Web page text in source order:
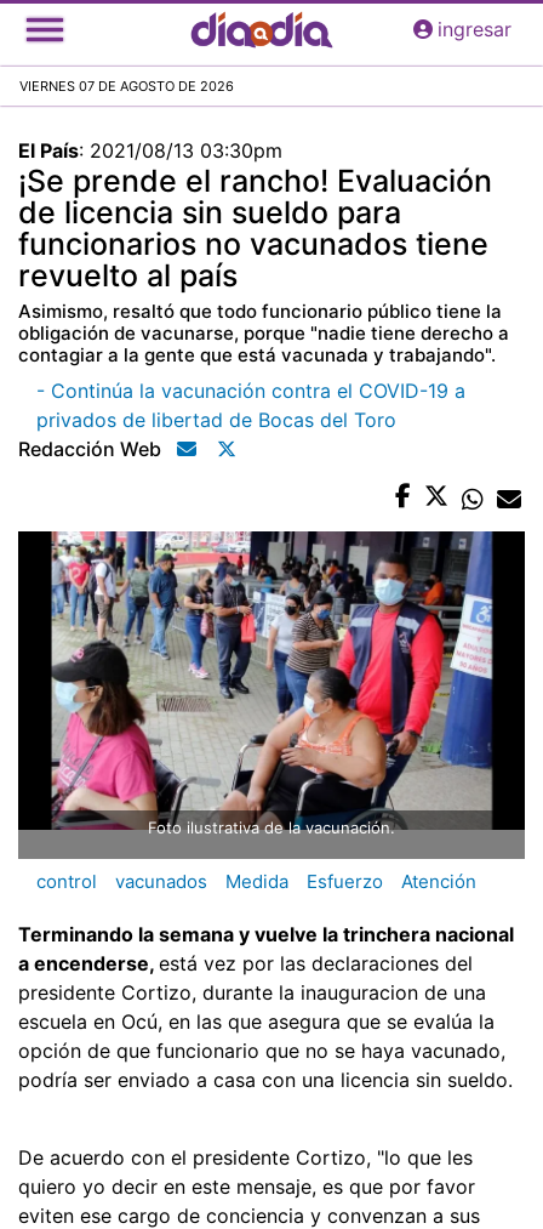
Pasar
al
principal
ingresar
VIERNES 07 DE AGOSTO DE 2026
El País: 2021/08/13 03:30pm
¡Se prende el rancho! Evaluación
de licencia sin sueldo para
funcionarios no vacunados tiene
revuelto al país
Asimismo, resaltó que todo funcionario público tiene la
obligación de vacunarse, porque "nadie tiene derecho a
contagiar a la gente que está vacunada y trabajando".
- Continúa la vacunación contra el COVID-19 a
privados de libertad de Bocas del Toro
Redacción Web
Foto ilustrativa de la vacunación.
control vacunados Medida Esfuerzo Atención
Terminando la semana y vuelve la trinchera nacional
a encenderse, está vez por las declaraciones del
presidente Cortizo, durante la inauguracion de una
escuela en Ocú, en las que asegura que se evalúa la
opción de que funcionario que no se haya vacunado,
podría ser enviado a casa con una licencia sin sueldo.
De acuerdo con el presidente Cortizo, "lo que les
quiero yo decir en este mensaje, es que por favor
eviten ese cargo de conciencia y convenzan a sus